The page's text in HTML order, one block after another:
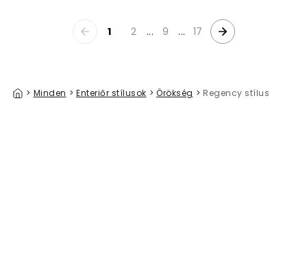
1 2 ... 9 ... 17
> Minden > Enteriőr stílusok > Örökség > Regency stílus